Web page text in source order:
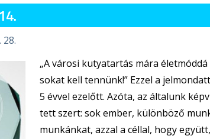
„A városi kutyatartás mára
sokat kell tennünk!” Ezzel a
5 évvel ezelőtt. Azóta, az általunk
tett szert: sok ember, különböző
munkánkat, azzal a céllal, hogy